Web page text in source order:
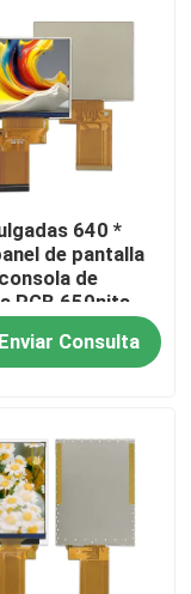
640 *
de pantalla
de
RGB 650nits
Enviar Consulta